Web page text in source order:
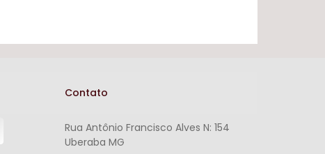
Contato
Rua Antônio Francisco Alves N: 154
Uberaba MG